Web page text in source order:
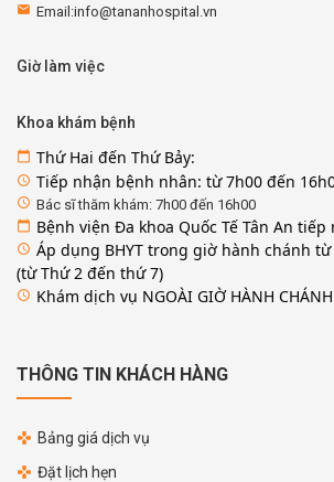
email Email:info@tananhospital.vn
Giờ làm việc
Khoa khám bệnh
calendar_today Thứ Hai đến Thứ Bảy:
access_time Tiếp nhận bệnh nhân: từ 7h00 đến
access_time Bác sĩ thăm khám: 7h00 đến 16h00
calendar_today Bệnh viện Đa khoa Quốc Tế Tân An tiếp
access_time Áp dụng BHYT trong giờ hành chánh
(từ Thứ 2 đến thứ 7)
access_time Khám dịch vụ NGOÀI GIỜ HÀNH
THÔNG TIN KHÁCH HÀNG
Bảng giá dịch vụ
Đặt lịch hẹn